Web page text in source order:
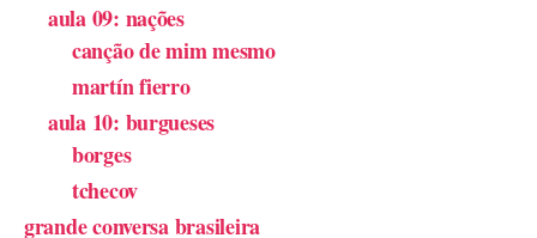
aula 09: nações
canção de mim mesmo
martín fierro
aula 10: burgueses
borges
tchecov
grande conversa brasileira